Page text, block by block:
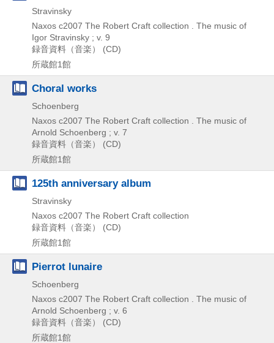
Stravinsky
Naxos c2007 The Robert Craft collection . The music of
Igor Stravinsky ; v. 9
録音資料（音楽） (CD)
所蔵館1館
Choral works
Schoenberg
Naxos c2007 The Robert Craft collection . The music of
Arnold Schoenberg ; v. 7
録音資料（音楽） (CD)
所蔵館1館
125th anniversary album
Stravinsky
Naxos c2007 The Robert Craft collection
録音資料（音楽） (CD)
所蔵館1館
Pierrot lunaire
Schoenberg
Naxos c2007 The Robert Craft collection . The music of
Arnold Schoenberg ; v. 6
録音資料（音楽） (CD)
所蔵館1館